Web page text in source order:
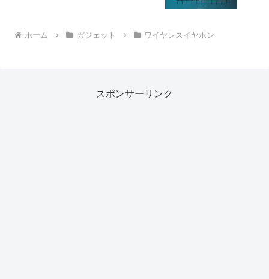
ホーム ガジェット ワイヤレスイヤホン
スポンサーリンク